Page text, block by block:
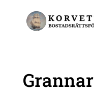
Grannar